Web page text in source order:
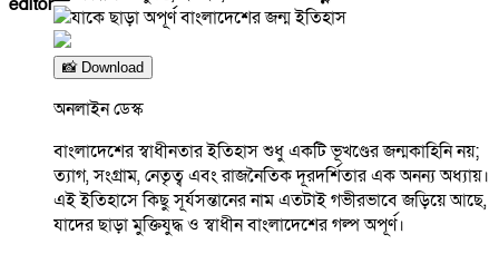
📸 Download
অনলাইন ডেস্ক
বাংলাদেশের স্বাধীনতার ইতিহাস শুধু একটি ভূখণ্ডের জন্মকাহিনি নয়;
ত্যাগ, সংগ্রাম, নেতৃত্ব এবং রাজনৈতিক দূরদর্শিতার এক অনন্য অধ্যায়।
এই ইতিহাসে কিছু সূর্যসন্তানের নাম এতটাই গভীরভাবে জড়িয়ে আছে,
যাদের ছাড়া মুক্তিযুদ্ধ ও স্বাধীন বাংলাদেশের গল্প অপূর্ণ।